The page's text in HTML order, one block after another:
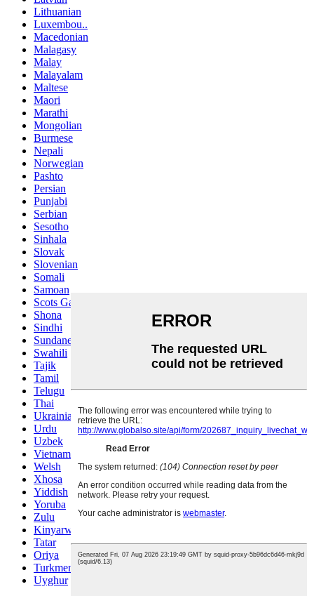
Lithuanian
Luxembou..
Macedonian
Malagasy
Malay
Malayalam
Maltese
Maori
Marathi
Mongolian
Burmese
Nepali
Norwegian
Pashto
Persian
Punjabi
Serbian
Sesotho
Sinhala
Slovak
Slovenian
Somali
Samoan
Scots Gaelic
Shona
Sindhi
Sundanese
Swahili
Tajik
Tamil
Telugu
Thai
Ukrainian
Urdu
Uzbek
Vietnamese
Welsh
Xhosa
Yiddish
Yoruba
Zulu
Kinyarwanda
Tatar
Oriya
Turkmen
Uyghur